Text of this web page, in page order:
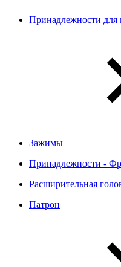
Принадлежности
Зажимы
Принадлежности -
Расширительная
Патрон